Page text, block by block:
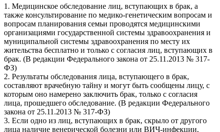
1. Медицинское обследование лиц, вступающих в брак, а
также консультирование по медико-генетическим вопросам и
вопросам планирования семьи проводятся медицинскими
организациями государственной системы здравоохранения и
муниципальной системы здравоохранения по месту их
жительства бесплатно и только с согласия лиц, вступающих в
брак. (В редакции Федерального закона от 25.11.2013 № 317-
ФЗ)
2. Результаты обследования лица, вступающего в брак,
составляют врачебную тайну и могут быть сообщены лицу, с
которым оно намерено заключить брак, только с согласия
лица, прошедшего обследование. (В редакции Федерального
закона от 25.11.2013 № 317-ФЗ)
3. Если одно из лиц, вступающих в брак, скрыло от другого
лица наличие венерической болезни или ВИЧ-инфекции,